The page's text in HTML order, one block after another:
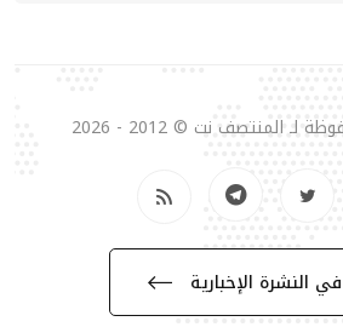
المنتصف نت © 2012 - 2026
النشرة الإخبارية